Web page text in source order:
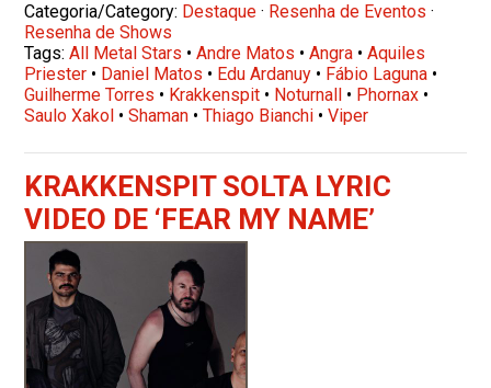
Categoria/Category: Destaque · Resenha de Eventos ·
Resenha de Shows
Tags:All Metal Stars •Andre Matos •Angra •Aquiles
Priester • Daniel Matos • Edu Ardanuy • Fábio Laguna •
Guilherme Torres • Krakkenspit • Noturnall • Phornax •
Saulo Xakol •Shaman •Thiago Bianchi •Viper
KRAKKENSPIT SOLTA LYRIC
VIDEO DE ‘FEAR MY NAME’